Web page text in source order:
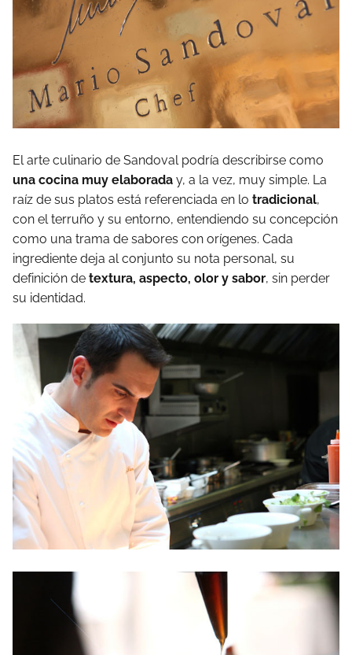
El arte culinario de Sandoval podría describirse como
una cocina muy elaborada y, a la vez, muy simple. La
raíz de sus platos está referenciada en lo tradicional,
con el terruño y su entorno, entendiendo su concepción
como una trama de sabores con orígenes. Cada
ingrediente deja al conjunto su nota personal, su
definición de textura, aspecto, olor y sabor, sin perder
su identidad.